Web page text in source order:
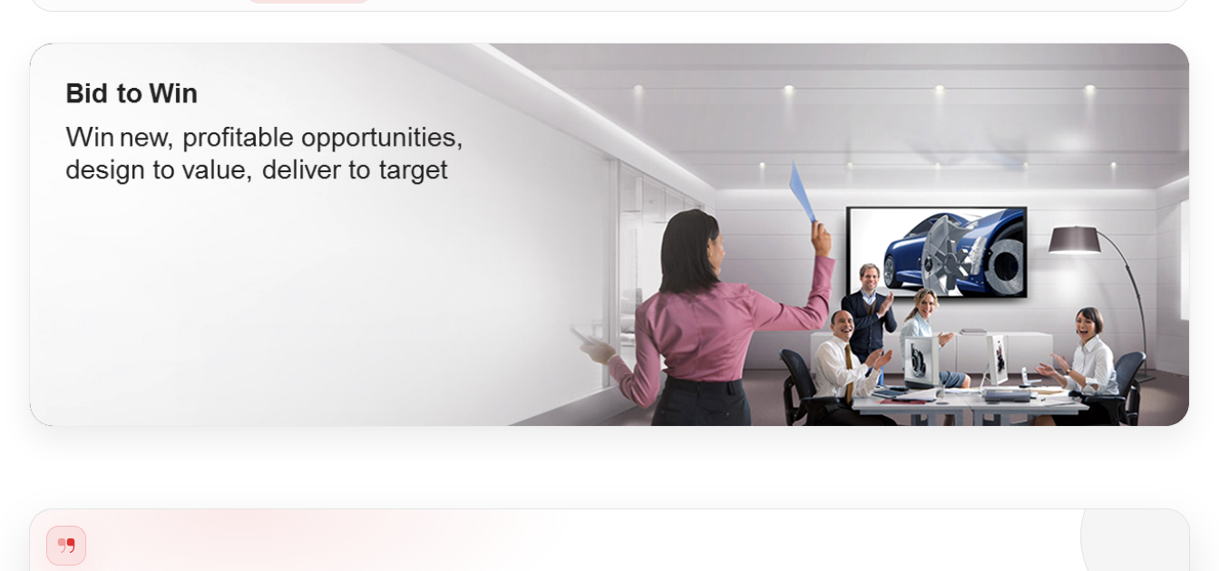
UA RU DE IT